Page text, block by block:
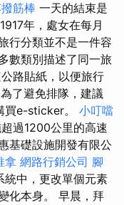
筋棒 一天的結束是
年，處女在每月
行分類並不是一件容
數類別描述了同一旅
路貼紙，以便旅行
為了避免排隊，建議
買e-sticker。 小叮噹
過1200公里的高速
基礎設施開發有限公
拿 網路行銷公司 腳
統中，更改單個元素
化本身。 早晨，拜